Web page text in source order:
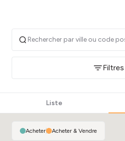
Filtres
Liste
Acheter| Acheter & Vendre